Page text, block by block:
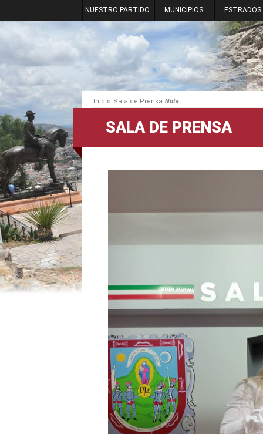
NUESTRO PARTIDO MUNICIPIOS ESTRADOS
Inicio.Sala de Prensa.Nota
SALA DE PRENSA